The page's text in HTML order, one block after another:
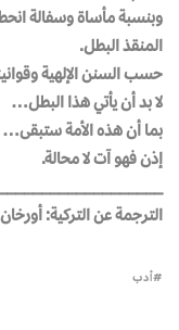
وبنسبة مأساة وسفالة
المنقذ البطل.
حسب السنن الإلهية
لا بد أن يأتي هذا البطل…
بما أن هذه الأمة ستبقى…
إذن فهو آت لا محالة.
الترجمة عن التركية:
أدب